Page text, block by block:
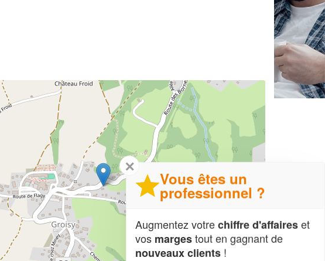
✕
Vous êtes un
professionnel ?
Augmentez votrechiffre d'affaireset
vos margestout en gagnant de
nouveaux clients !